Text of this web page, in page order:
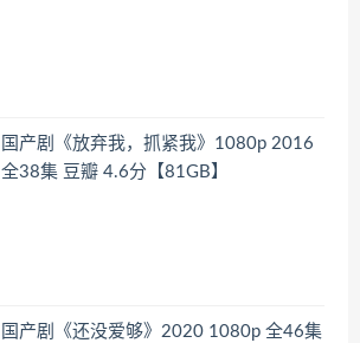
国产剧《放弃我，抓紧我》1080p 2016
全38集 豆瓣 4.6分【81GB】
国产剧《还没爱够》2020 1080p 全46集